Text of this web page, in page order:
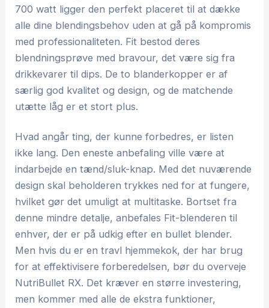
700 watt ligger den perfekt placeret til at dække
alle dine blendingsbehov uden at gå på kompromis
med professionaliteten. Fit bestod deres
blendningsprøve med bravour, det være sig fra
drikkevarer til dips. De to blanderkopper er af
særlig god kvalitet og design, og de matchende
utætte låg er et stort plus.
Hvad angår ting, der kunne forbedres, er listen
ikke lang. Den eneste anbefaling ville være at
indarbejde en tænd/sluk-knap. Med det nuværende
design skal beholderen trykkes ned for at fungere,
hvilket gør det umuligt at multitaske. Bortset fra
denne mindre detalje, anbefales Fit-blenderen til
enhver, der er på udkig efter en bullet blender.
Men hvis du er en travl hjemmekok, der har brug
for at effektivisere forberedelsen, bør du overveje
NutriBullet RX. Det kræver en større investering,
men kommer med alle de ekstra funktioner,